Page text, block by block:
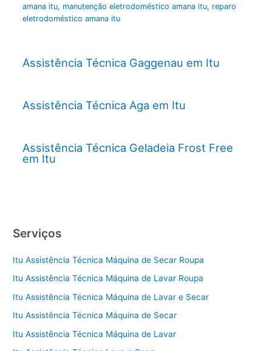
amana itu, manutenção eletrodoméstico amana itu, reparo
eletrodoméstico amana itu
Assistência Técnica Gaggenau em Itu
Assistência Técnica Aga em Itu
Assistência Técnica Geladeia Frost Free
em Itu
Serviços
Itu Assistência Técnica Máquina de Secar Roupa
Itu Assistência Técnica Máquina de Lavar Roupa
Itu Assistência Técnica Máquina de Lavar e Secar
Itu Assistência Técnica Máquina de Secar
Itu Assistência Técnica Máquina de Lavar